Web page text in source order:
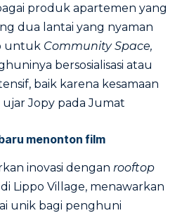
produk apartemen yang
dua lantai yang nyaman
untuk Community Space,
bersosialisasi atau
baik karena kesamaan
Jopy pada Jumat
menonton film
inovasi dengan rooftop
Lippo Village, menawarkan
unik bagi penghuni